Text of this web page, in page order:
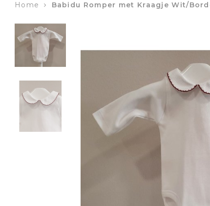
Home Babidu Romper met Kraagje Wit/